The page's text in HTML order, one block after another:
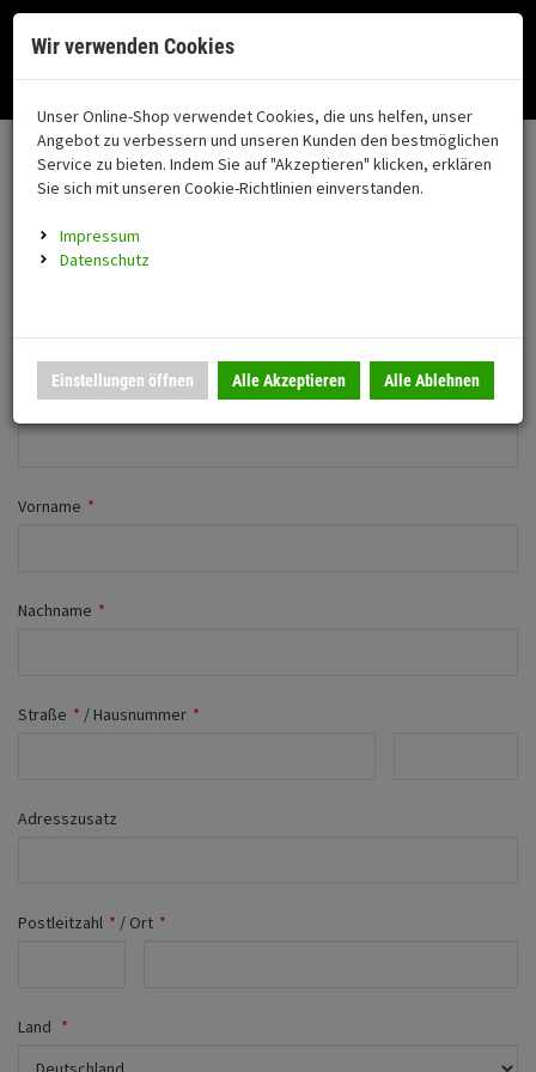
Fahrzeugteile
Alle Kategorien
FAHRZEUGTEILE
Montageständer
Beleuchtung
Neuheiten
coming soon
Anmelden | Registrieren Merkzettel
Ihr Warenkorb ist momentan leer.
Ergebnisse () Fertig
Nutzung unserer Dienste erklären Sie sich damit einverstanden!
Okay Datenschutz
Menü
Motorrad auswählen
Neues Konto anlegen
Wechseln zu Firmenkunde
Persönliche Daten
Herr
Frau
Firma
Vorname *
Nachname *
Straße * / Hausnummer *
Adresszusatz
Postleitzahl * / Ort *
Land *
Wir verwenden Cookies
Unser Online-Shop verwendet Cookies, die uns helfen, unser
Angebot zu verbessern und unseren Kunden den bestmöglichen
Service zu bieten. Indem Sie auf "Akzeptieren" klicken, erklären
Sie sich mit unseren Cookie-Richtlinien einverstanden.
Impressum
Datenschutz
Einstellungen öffnen Alle Akzeptieren Alle Ablehnen